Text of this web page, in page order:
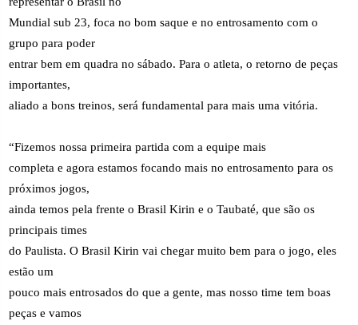
Mundial sub 23, foca no bom saque e no entrosamento com o
grupo para poder
entrar bem em quadra no sábado. Para o atleta, o retorno de peças
importantes,
aliado a bons treinos, será fundamental para mais uma vitória.
“Fizemos nossa primeira partida com a equipe mais
completa e agora estamos focando mais no entrosamento para os
próximos jogos,
ainda temos pela frente o Brasil Kirin e o Taubaté, que são os
principais times
do Paulista. O Brasil Kirin vai chegar muito bem para o jogo, eles
estão um
pouco mais entrosados do que a gente, mas nosso time tem boas
peças e vamos